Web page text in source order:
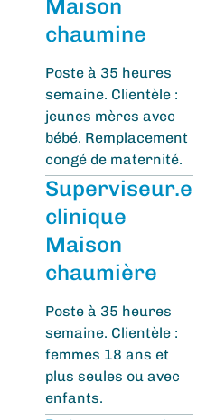
Maison
chaumine
Poste à 35 heures
semaine. Clientèle :
jeunes mères avec
bébé. Remplacement
congé de maternité.
Superviseur.e
clinique
Maison
chaumière
Poste à 35 heures
semaine. Clientèle :
femmes 18 ans et
plus seules ou avec
enfants.